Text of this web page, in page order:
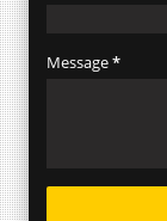
Message*